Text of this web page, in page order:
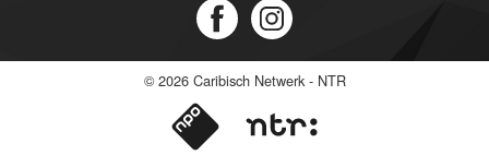
© 2026 Caribisch Netwerk - NTR